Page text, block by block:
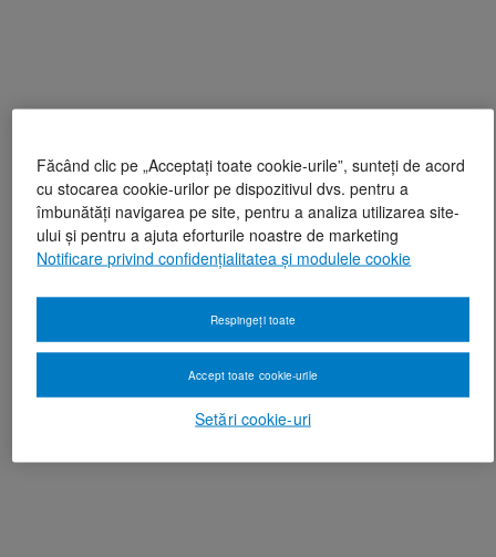
Făcând clic pe „Acceptați toate cookie-urile”, sunteți de acord
cu stocarea cookie-urilor pe dispozitivul dvs. pentru a
îmbunătăți navigarea pe site, pentru a analiza utilizarea site-
ului și pentru a ajuta eforturile noastre de marketing
Notificare privind confidențialitatea și modulele cookie
Setări cookie-uri
Respingeți toate
Accept toate cookie-urile